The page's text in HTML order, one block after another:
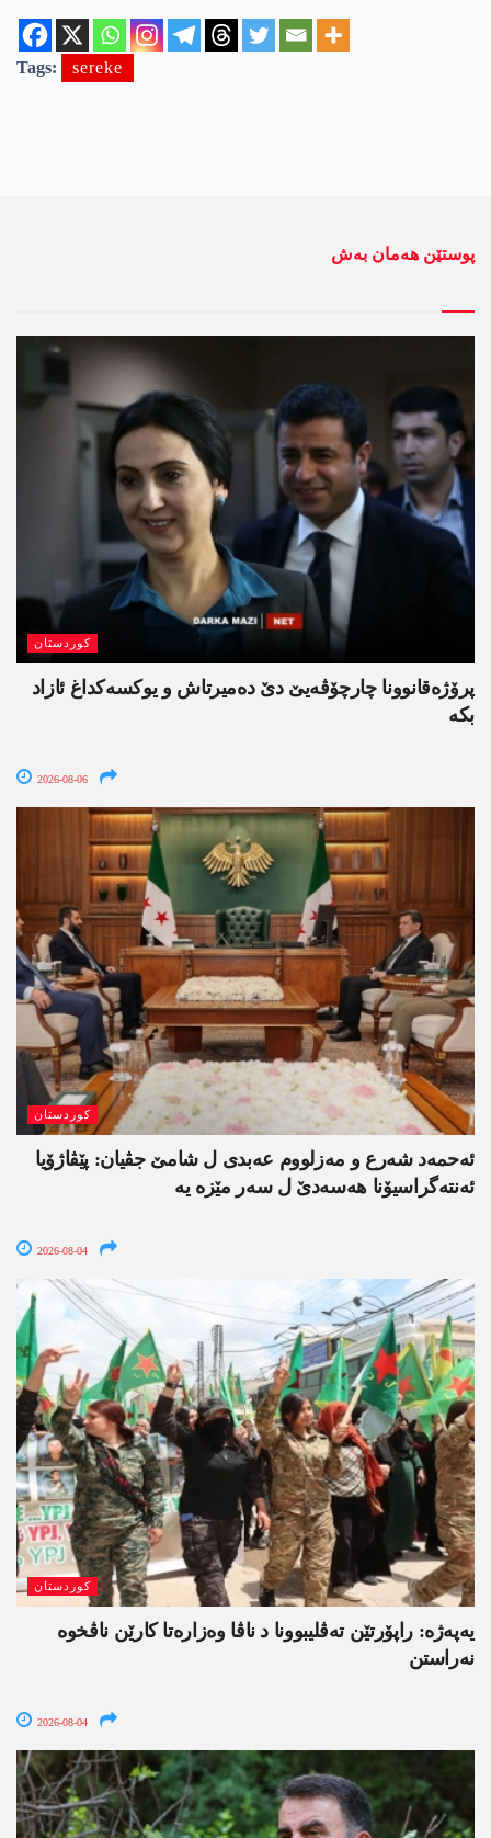
Tags: sereke
پوستێن ھەمان بەش
کوردستان
پرۆژەقانوونا چارچۆڤەیێ دێ دەمیرتاش و یوکسەکداغ ئازاد
بکە
2026-08-06
کوردستان
ئەحمەد شەرع و مەزلووم عەبدی ل شامێ جڤیان: پێڤاژۆیا
ئەنتەگراسیۆنا ھەسەدێ ل سەر مێزە یە
2026-08-04
کوردستان
یەپەژە: راپۆرتێن تەڤلیبوونا د ناڤا وەزارەتا کارێن ناڤخوە
نەراستن
2026-08-04